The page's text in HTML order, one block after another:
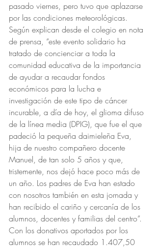
pasado viernes, pero tuvo que aplazarse
por las condiciones meteorológicas.
Según explican desde el colegio en nota
de prensa, “este evento solidario ha
tratado de concienciar a toda la
comunidad educativa de la importancia
de ayudar a recaudar fondos
económicos para la lucha e
investigación de este tipo de cáncer
incurable, a día de hoy, el glioma difuso
de la línea media (DPIG), que fue el que
padeció la pequeña daimieleña Eva,
hija de nuestro compañero docente
Manuel, de tan solo 5 años y que,
tristemente, nos dejó hace poco más de
un año. Los padres de Eva han estado
con nosotros también en esta jornada y
han recibido el cariño y cercanía de los
alumnos, docentes y familias del centro”.
Con los donativos aportados por los
alumnos se han recaudado 1.407,50